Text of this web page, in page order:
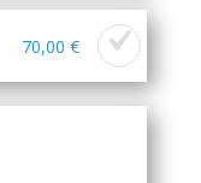
70,00 €